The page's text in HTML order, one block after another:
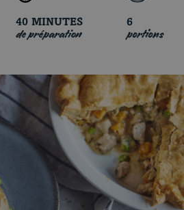
40 MINUTES
de préparation
6
portions